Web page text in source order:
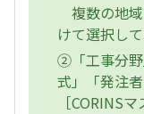
複数の地
けて選択し
②「工事分野
式」「発注
［CORINS